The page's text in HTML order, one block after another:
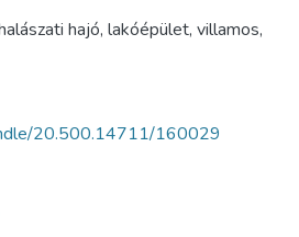
hajó, lakóépület, villamos,
20.500.14711/160029